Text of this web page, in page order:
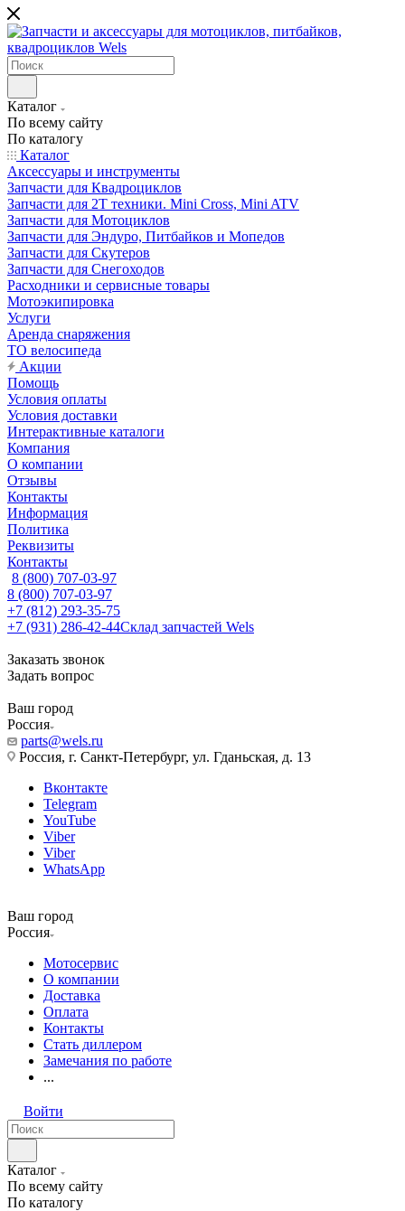
Каталог
По всему сайту
По каталогу
Каталог
Аксессуары и инструменты
Запчасти для Квадроциклов
Запчасти для 2T техники. Mini Cross, Mini ATV
Запчасти для Мотоциклов
Запчасти для Эндуро, Питбайков и Мопедов
Запчасти для Скутеров
Запчасти для Снегоходов
Расходники и сервисные товары
Мотоэкипировка
Услуги
Аренда снаряжения
ТО велосипеда
Акции
Помощь
Условия оплаты
Условия доставки
Интерактивные каталоги
Компания
О компании
Отзывы
Контакты
Информация
Политика
Реквизиты
Контакты
8 (800) 707-03-97
8 (800) 707-03-97
+7 (812) 293-35-75
+7 (931) 286-42-44Склад запчастей Wels
Заказать звонок
Задать вопрос
Ваш город
Россия
parts@wels.ru
Россия, г. Санкт-Петербург, ул. Гданьская, д. 13
Вконтакте
Telegram
YouTube
Viber
Viber
WhatsApp
Ваш город
Россия
Мотосервис
О компании
Доставка
Оплата
Контакты
Стать диллером
Замечания по работе
...
Войти
Каталог
По всему сайту
По каталогу